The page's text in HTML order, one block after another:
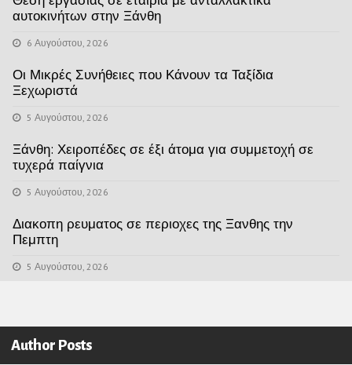
αυτοκινήτων στην Ξάνθη
6 Αυγούστου, 2026
Οι Μικρές Συνήθειες που Κάνουν τα Ταξίδια
Ξεχωριστά
5 Αυγούστου, 2026
Ξάνθη: Χειροπέδες σε έξι άτομα για συμμετοχή σε
τυχερά παίγνια
5 Αυγούστου, 2026
Διακοπη ρευματος σε περιοχες της Ξανθης την
Πεμπτη
5 Αυγούστου, 2026
Author Posts